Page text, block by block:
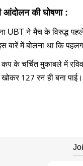
की घोषणा :
UBT ने मैच के विरुद्ध
इस बारें में बोलना था कि
कप के चर्चित मुकाबले में
127 रन ही बना